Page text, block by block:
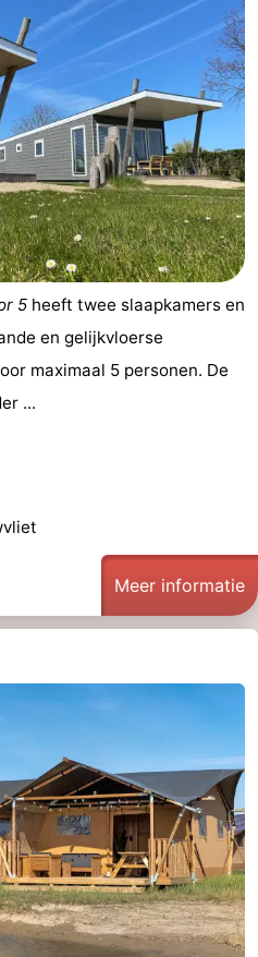
5 heeft twee slaapkamers en
en gelijkvloerse
maximaal 5 personen. De
...
Meer informatie